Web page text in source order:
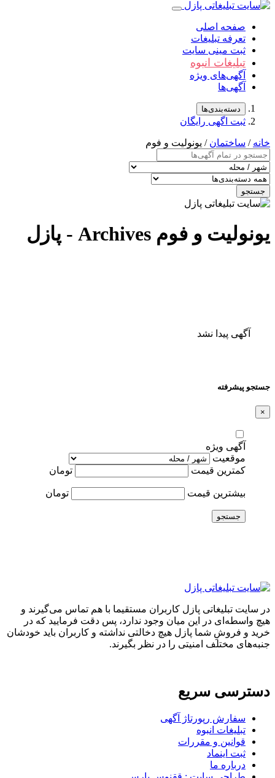
صفحه اصلی
تعرفه تبلیغات
ثبت مینی سایت
تبلیغات انبوه
آگهی‌های ویژه
آگهی‌ها
دسته‌بندی‌ها
ثبت اگهی رایگان
خانه / ساختمان / یونولیت و فوم
جستجو
یونولیت و فوم Archives - پازل
آگهی پیدا نشد
جستجو پیشرفته
×
آگهی ویژه
موقعیت
کمترین قیمت
تومان
بیشترین قیمت تومان
جستجو
در سایت تبلیغاتی پازل کاربران مستقیما با هم تماس می‌گیرند و
هیچ واسطه‌ای در این میان وجود ندارد، پس دقت فرمایید که در
خرید و فروشِ شما پازل هیچ دخالتی نداشته و کاربران باید خودشان
جنبه‌های مختلف امنیتی را در نظر بگیرند.
دسترسی سریع
سفارش رپورتاژ آگهی
تبلیغات انبوه
قوانین و مقررات
ثبت اینماد
درباره ما